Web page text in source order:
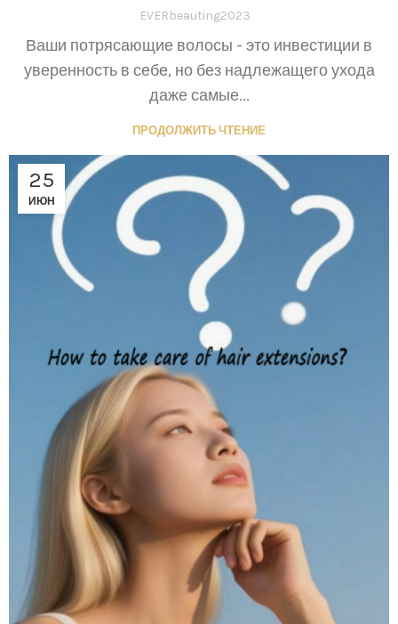
EVERbeauting2023
Ваши потрясающие волосы - это инвестиции в
уверенность в себе, но без надлежащего ухода
даже самые...
ПРОДОЛЖИТЬ ЧТЕНИЕ
25
ИЮН